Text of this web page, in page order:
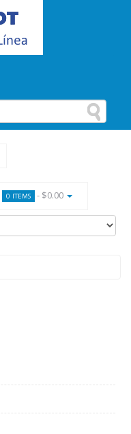
0 ITEMS - $0.00